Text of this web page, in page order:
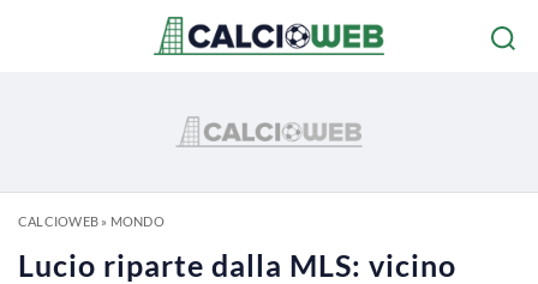
CALCIOWEB» MONDO
Lucio riparte dalla MLS: vicino